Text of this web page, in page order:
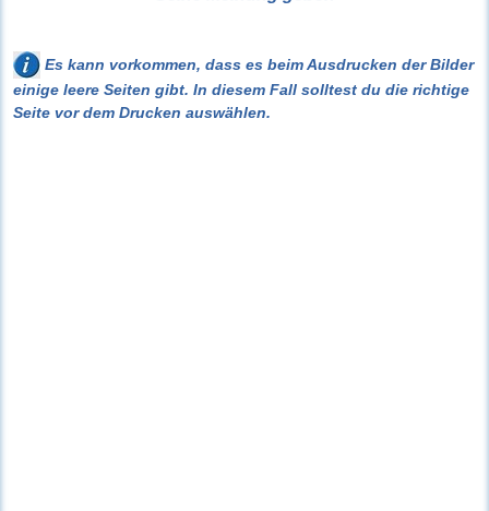
Es kann vorkommen, dass es beim Ausdrucken der Bilder
einige leere Seiten gibt. In diesem Fall solltest du die richtige
Seite vor dem Drucken auswählen.